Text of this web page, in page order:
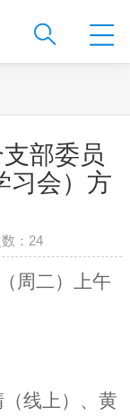
部委员
习会）方
： 24
周二）上午
线上）、黄